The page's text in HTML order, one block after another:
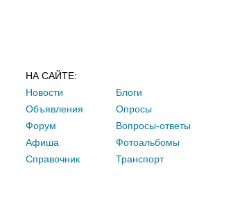
НА САЙТЕ:
Новости
Объявления
Форум
Афиша
Справочник
Блоги
Опросы
Вопросы-ответы
Фотоальбомы
Транспорт